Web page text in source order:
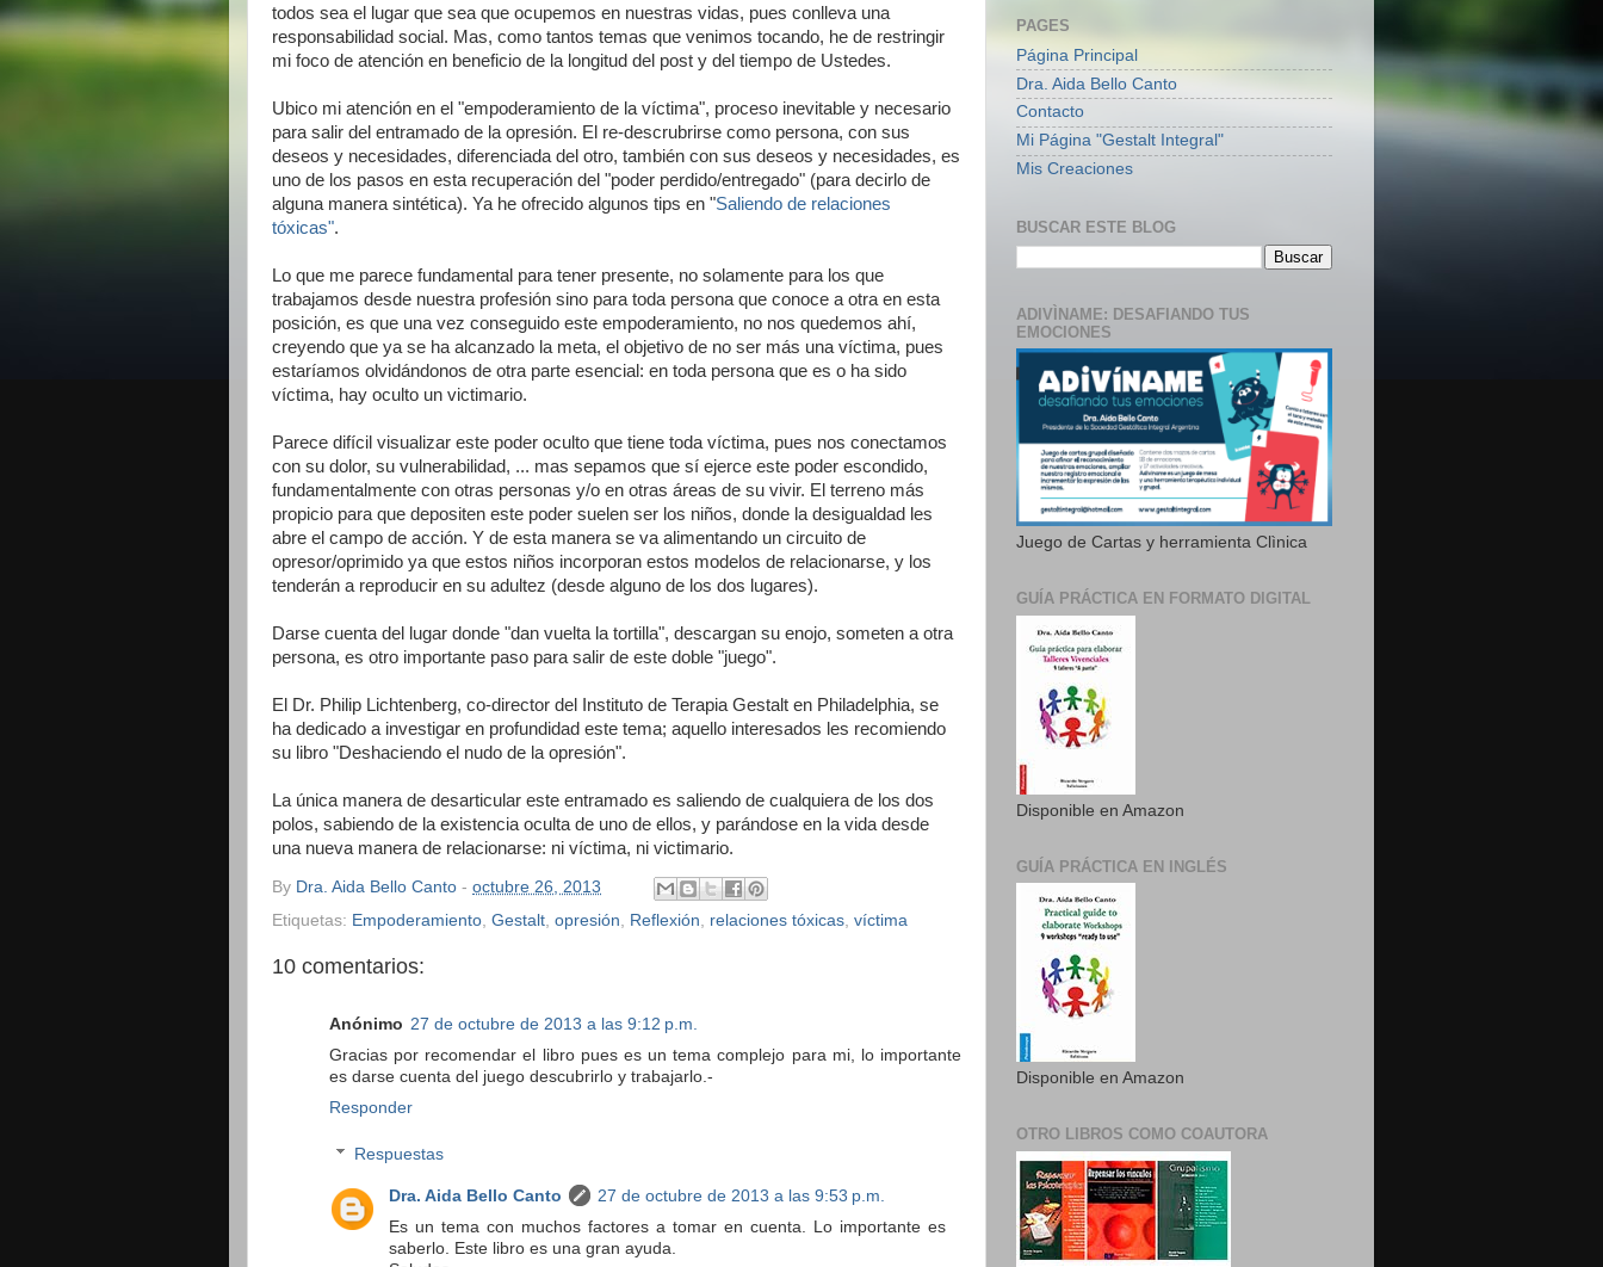
todos sea el lugar que sea que ocupemos en nuestras vidas, pues conlleva una
responsabilidad social. Mas, como tantos temas que venimos tocando, he de restringir
mi foco de atención en beneficio de la longitud del post y del tiempo de Ustedes.
Ubico mi atención en el "empoderamiento de la víctima", proceso inevitable y necesario
para salir del entramado de la opresión. El re-descrubrirse como persona, con sus
deseos y necesidades, diferenciada del otro, también con sus deseos y necesidades, es
uno de los pasos en esta recuperación del "poder perdido/entregado" (para decirlo de
alguna manera sintética). Ya he ofrecido algunos tips en "Saliendo de relaciones
tóxicas".
Lo que me parece fundamental para tener presente, no solamente para los que
trabajamos desde nuestra profesión sino para toda persona que conoce a otra en esta
posición, es que una vez conseguido este empoderamiento, no nos quedemos ahí,
creyendo que ya se ha alcanzado la meta, el objetivo de no ser más una víctima, pues
estaríamos olvidándonos de otra parte esencial: en toda persona que es o ha sido
víctima, hay oculto un victimario.
Parece difícil visualizar este poder oculto que tiene toda víctima, pues nos conectamos
con su dolor, su vulnerabilidad, ... mas sepamos que sí ejerce este poder escondido,
fundamentalmente con otras personas y/o en otras áreas de su vivir. El terreno más
propicio para que depositen este poder suelen ser los niños, donde la desigualdad les
abre el campo de acción. Y de esta manera se va alimentando un circuito de
opresor/oprimido ya que estos niños incorporan estos modelos de relacionarse, y los
tenderán a reproducir en su adultez (desde alguno de los dos lugares).
Darse cuenta del lugar donde "dan vuelta la tortilla", descargan su enojo, someten a otra
persona, es otro importante paso para salir de este doble "juego".
El Dr. Philip Lichtenberg, co-director del Instituto de Terapia Gestalt en Philadelphia, se
ha dedicado a investigar en profundidad este tema; aquello interesados les recomiendo
su libro "Deshaciendo el nudo de la opresión".
La única manera de desarticular este entramado es saliendo de cualquiera de los dos
polos, sabiendo de la existencia oculta de uno de ellos, y parándose en la vida desde
una nueva manera de relacionarse: ni víctima, ni victimario.
By Dra. Aida Bello Canto - octubre 26, 2013
Etiquetas: Empoderamiento Gestalt opresión Reflexión relaciones tóxicas víctima
10 comentarios:
Anónimo 27 de octubre de 2013 a las 9:12 p.m.
Gracias por recomendar el libro pues es un tema complejo para mi, lo importante
es darse cuenta del juego descubrirlo y trabajarlo.-
Responder
Respuestas
Dra. Aida Bello Canto
27 de octubre de 2013 a las 9:53 p.m.
Es un tema con muchos factores a tomar en cuenta. Lo importante es
saberlo. Este libro es una gran ayuda.
PAGES
Página Principal
Dra. Aida Bello Canto
Contacto
Mi Página "Gestalt Integral"
Mis Creaciones
BUSCAR ESTE BLOG
ADIVÌNAME: DESAFIANDO TUS
EMOCIONES
Juego de Cartas y herramienta Clìnica
GUÍA PRÁCTICA EN FORMATO DIGITAL
Disponible en Amazon
GUÍA PRÁCTICA EN INGLÉS
Disponible en Amazon
OTRO LIBROS COMO COAUTORA